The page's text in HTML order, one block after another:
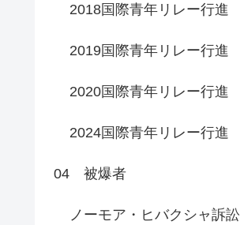
2018国際青年リレー行進
2019国際青年リレー行進
2020国際青年リレー行進
2024国際青年リレー行進
04 被爆者
ノーモア・ヒバクシャ訴訟